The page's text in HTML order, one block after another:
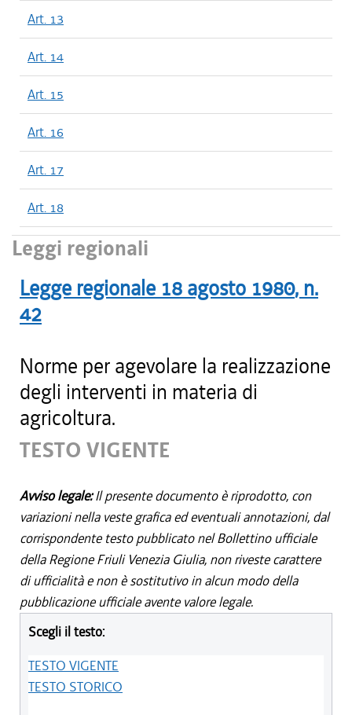
Art. 13
Art. 14
Art. 15
Art. 16
Art. 17
Art. 18
Leggi regionali
Legge regionale 18 agosto 1980, n.
42
Norme per agevolare la realizzazione
degli interventi in materia di
agricoltura.
TESTO VIGENTE
Avviso legale:Il presente documento è riprodotto, con
variazioni nella veste grafica ed eventuali annotazioni, dal
corrispondente testo pubblicato nel Bollettino ufficiale
della Regione Friuli Venezia Giulia, non riveste carattere
di ufficialità e non è sostitutivo in alcun modo della
pubblicazione ufficiale avente valore legale.
Scegli il testo:
TESTO VIGENTE
TESTO STORICO